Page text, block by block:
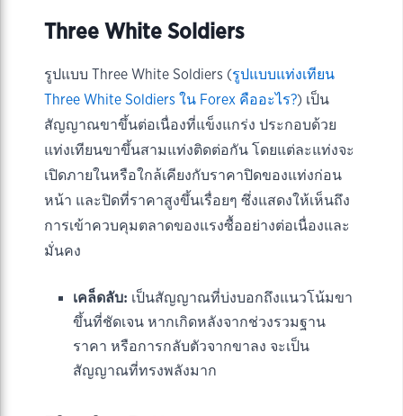
Three White Soldiers
รูปแบบ Three White Soldiers (รูปแบบแท่งเทียน
Three White Soldiers ใน Forex คืออะไร?) เป็น
สัญญาณขาขึ้นต่อเนื่องที่แข็งแกร่ง ประกอบด้วย
แท่งเทียนขาขึ้นสามแท่งติดต่อกัน โดยแต่ละแท่งจะ
เปิดภายในหรือใกล้เคียงกับราคาปิดของแท่งก่อน
หน้า และปิดที่ราคาสูงขึ้นเรื่อยๆ ซึ่งแสดงให้เห็นถึง
การเข้าควบคุมตลาดของแรงซื้ออย่างต่อเนื่องและ
มั่นคง
เคล็ดลับ: เป็นสัญญาณที่บ่งบอกถึงแนวโน้มขา
ขึ้นที่ชัดเจน หากเกิดหลังจากช่วงรวมฐาน
ราคา หรือการกลับตัวจากขาลง จะเป็น
สัญญาณที่ทรงพลังมาก